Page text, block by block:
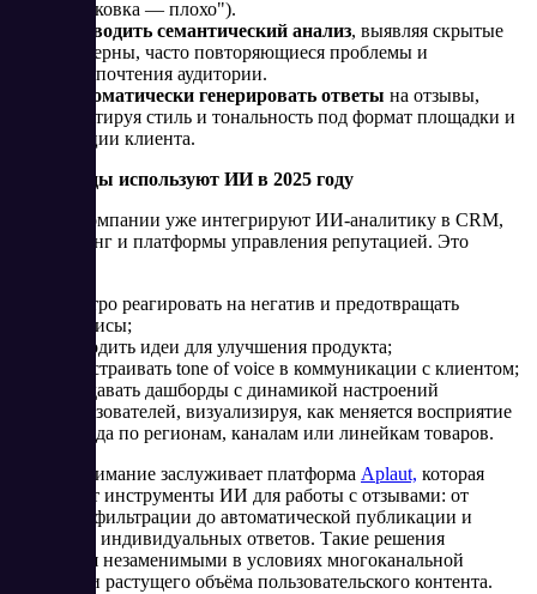
"упаковка — плохо").
Проводить семантический анализ, выявляя скрытые
паттерны, часто повторяющиеся проблемы и
предпочтения аудитории.
Автоматически генерировать ответы на отзывы,
адаптируя стиль и тональность под формат площадки и
эмоции клиента.
Как бренды используют ИИ в 2025 году
Многие компании уже интегрируют ИИ-аналитику в CRM,
коллтрекинг и платформы управления репутацией. Это
Быстро реагировать на негатив и предотвращать
кризисы;
Находить идеи для улучшения продукта;
Подстраивать tone of voice в коммуникации с клиентом;
Создавать дашборды с динамикой настроений
пользователей, визуализируя, как меняется восприятие
бренда по регионам, каналам или линейкам товаров.
Особое внимание заслуживает платформа Aplaut, которая
предлагает инструменты ИИ для работы с отзывами: от
анализа и фильтрации до автоматической публикации и
генерации индивидуальных ответов. Такие решения
становятся незаменимыми в условиях многоканальной
торговли и растущего объёма пользовательского контента.